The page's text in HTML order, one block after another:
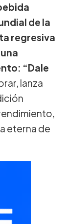
de la
regresiva
“Dale
lanza
eterna de